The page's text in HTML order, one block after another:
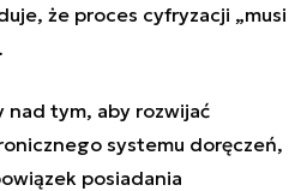
że proces cyfryzacji „musi
nad tym, aby rozwijać
systemu doręczeń,
posiadania